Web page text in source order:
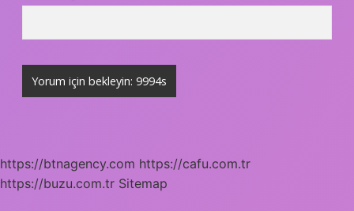
https://btnagency.com https://cafu.com.tr
https://buzu.com.tr Sitemap